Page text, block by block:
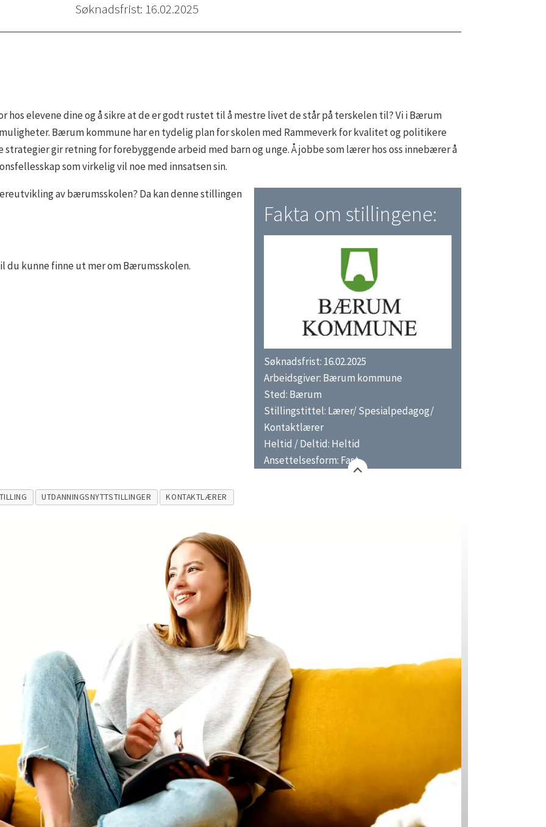
Søknadsfrist: 16.02.2025
elevene dine og å sikre at de er godt rustet til å mestre livet de står på terskelen til? Vi i Bærum
Bærum kommune har en tydelig plan for skolen med Rammeverk for kvalitet og politikere
strategier gir retning for forebyggende arbeid med barn og unge. Å jobbe som lærer hos oss innebærer å
som virkelig vil noe med innsatsen sin.
Fakta om stillingene:
Søknadsfrist: 16.02.2025
Arbeidsgiver: Bærum kommune
Sted: Bærum
Stillingstittel: Lærer/ Spesialpedagog/
Kontaktlærer
Heltid / Deltid: Heltid
Ansettelsesform: Fast
av bærumsskolen? Da kan denne stillingen
du kunne finne ut mer om Bærumsskolen.
UTDANNINGSNYTTSTILLINGER KONTAKTLÆRER